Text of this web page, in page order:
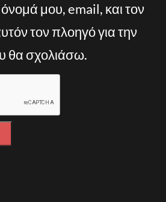
μου, email, και τον
τον πλοηγό για την
θα σχολιάσω.